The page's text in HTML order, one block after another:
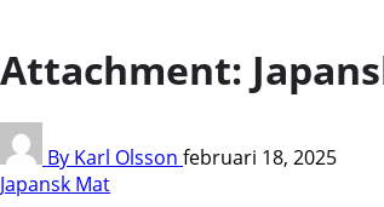
Attachment:
By Karl Olsson februari 18, 2025
Japansk Mat